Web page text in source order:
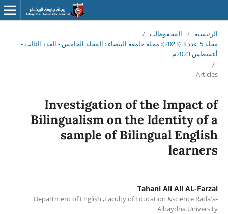
الرئيسية / المحفوظات /
مجلد 5 عدد 3 (2023): مجلة جامعة البيضاء : المجلد الخامس - العدد الثالث -
أغسطس 2023م
/
Articles
Investigation of the Impact of
Bilingualism on the Identity of a
sample of Bilingual English
learners
Tahani Ali Ali AL-Farzai
Department of English ,Faculty of Education &science Rada'a-
Albaydha University